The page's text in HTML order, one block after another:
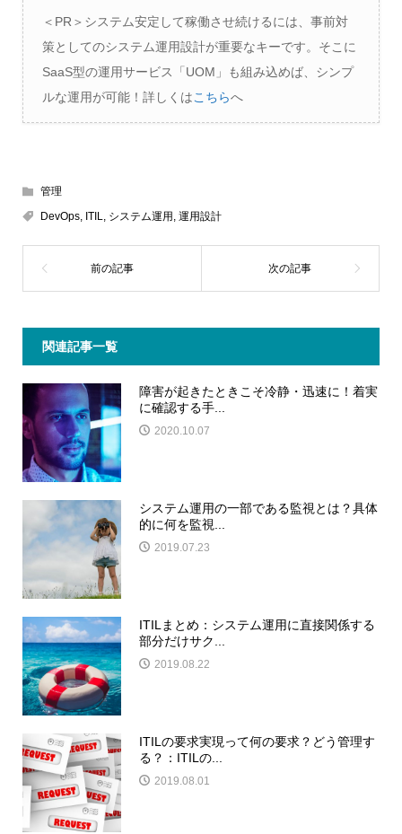
＜PR＞システム安定して稼働させ続けるには、事前対
策としてのシステム運用設計が重要なキーです。そこに
SaaS型の運用サービス「UOM」も組み込めば、シンプ
ルな運用が可能！詳しくはこちらへ
管理
DevOps, ITIL, システム運用, 運用設計
関連記事一覧
障害が起きたときこそ冷静・迅速に！着実
に確認する手...
2020.10.07
システム運用の一部である監視とは？具体
的に何を監視...
2019.07.23
ITILまとめ：システム運用に直接関係する
部分だけサク...
2019.08.22
ITILの要求実現って何の要求？どう管理す
る？：ITILの...
2019.08.01